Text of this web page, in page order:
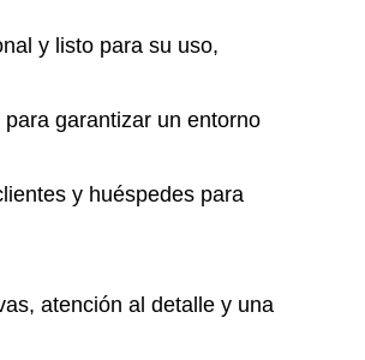
y listo para su uso,
garantizar un entorno
y huéspedes para
atención al detalle y una